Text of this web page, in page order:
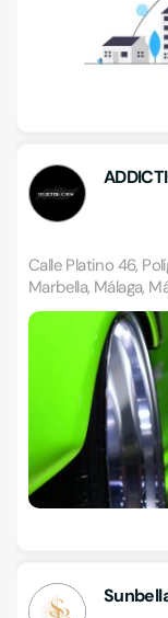
Calle Platino 46,
Marbella, Málaga,